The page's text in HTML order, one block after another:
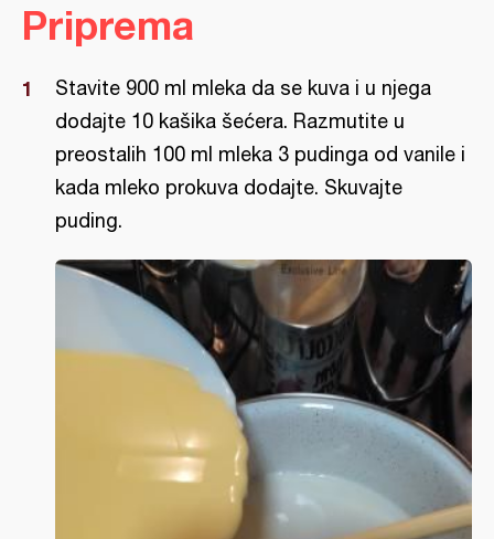
Priprema
Stavite 900 ml mleka da se kuva i u njega
dodajte 10 kašika šećera. Razmutite u
preostalih 100 ml mleka 3 pudinga od vanile i
kada mleko prokuva dodajte. Skuvajte
puding.